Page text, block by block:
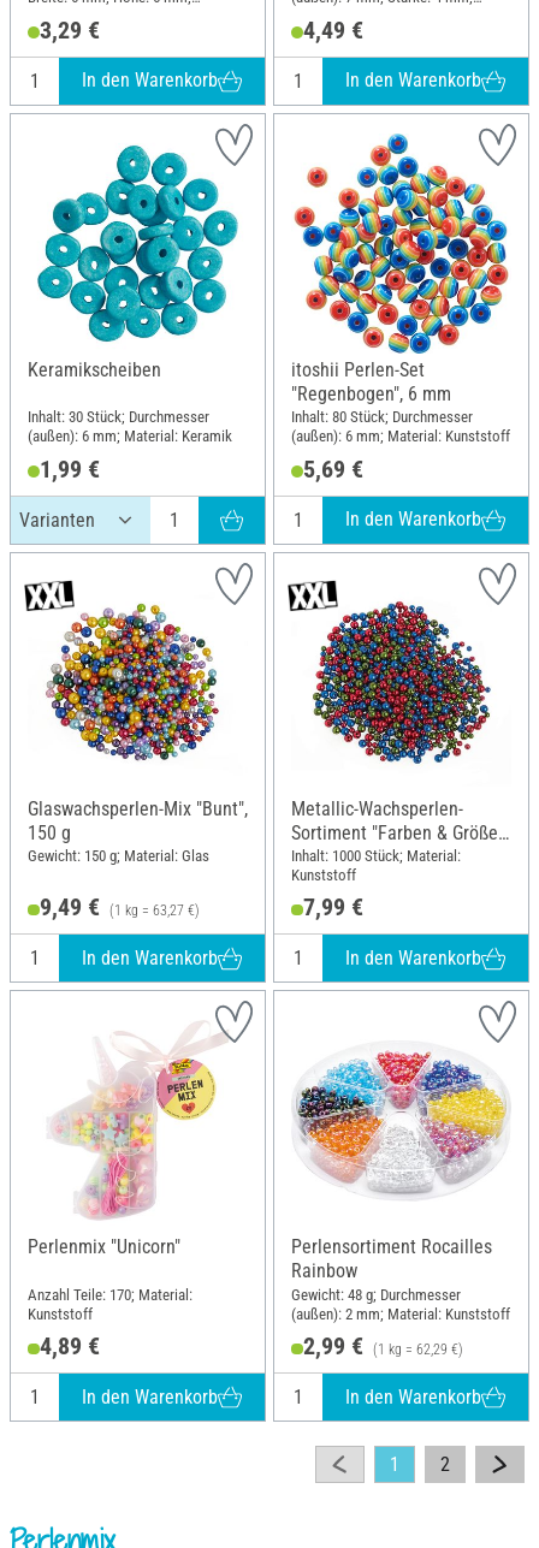
3,29 €
In den Warenkorb
4,49 €
In den Warenkorb
Keramikscheiben
Inhalt: 30 Stück; Durchmesser
(außen): 6 mm; Material: Keramik
1,99 €
itoshii Perlen-Set
"Regenbogen", 6 mm
Inhalt: 80 Stück; Durchmesser
(außen): 6 mm; Material: Kunststoff
5,69 €
In den Warenkorb
Glaswachsperlen-Mix "Bunt",
150 g
Gewicht: 150 g; Material: Glas
9,49 € (1 kg = 63,27 €)
In den Warenkorb
Metallic-Wachsperlen-
Sortiment "Farben & Größen
Mix", 1.000 Stück
Inhalt: 1000 Stück; Material:
Kunststoff
7,99 €
In den Warenkorb
Perlenmix "Unicorn"
Anzahl Teile: 170; Material:
Kunststoff
4,89 €
In den Warenkorb
Perlensortiment Rocailles
Rainbow
Gewicht: 48 g; Durchmesser
(außen): 2 mm; Material: Kunststoff
2,99 € (1 kg = 62,29 €)
In den Warenkorb
1 2